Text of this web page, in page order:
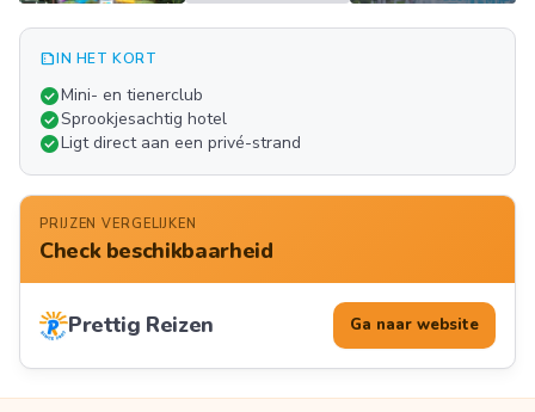
summarizeIN HET KORT
check_circleMini- en tienerclub
check_circleSprookjesachtig hotel
check_circleLigt direct aan een privé-strand
PRIJZEN VERGELIJKEN
Check beschikbaarheid
Prettig Reizen Ga naar website